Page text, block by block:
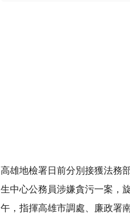
高雄地檢署日前分別接獲法務
生中心公務員涉嫌貪污一案，
午，指揮高雄市調處、廉政署